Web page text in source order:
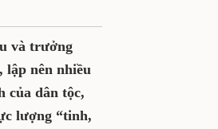
và trưởng
lập nên nhiều
của dân tộc,
lượng “tinh,